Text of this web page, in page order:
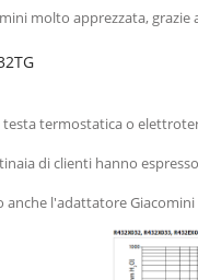
molto apprezzata,
termostatica o
di clienti hanno espresso
anche l'adattatore